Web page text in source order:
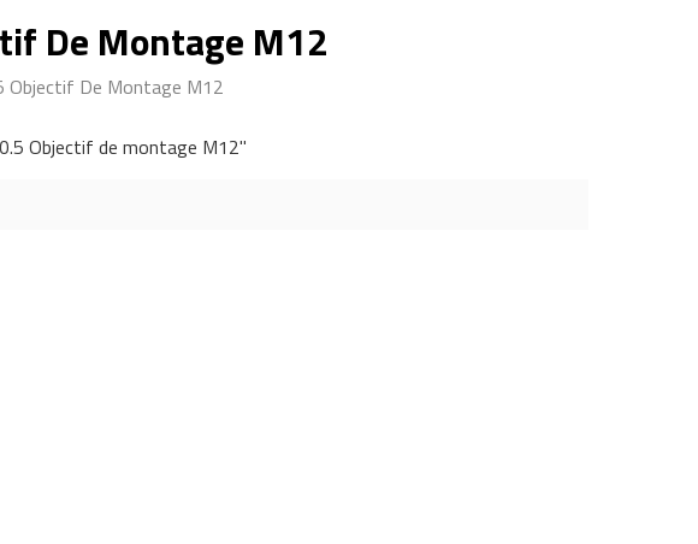
De Montage M12
Objectif De Montage M12
Objectif de montage M12"